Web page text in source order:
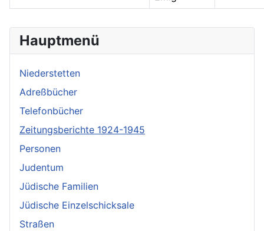
Hauptmenü
Niederstetten
Adreßbücher
Telefonbücher
Zeitungsberichte 1924-1945
Personen
Judentum
Jüdische Familien
Jüdische Einzelschicksale
Straßen